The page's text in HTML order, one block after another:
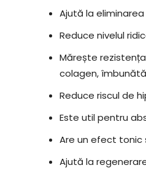
Ajută la
Reduce nivelul
Mărește
colagen,
Reduce riscul de
Este util pentru
Are un efect tonic
Ajută la